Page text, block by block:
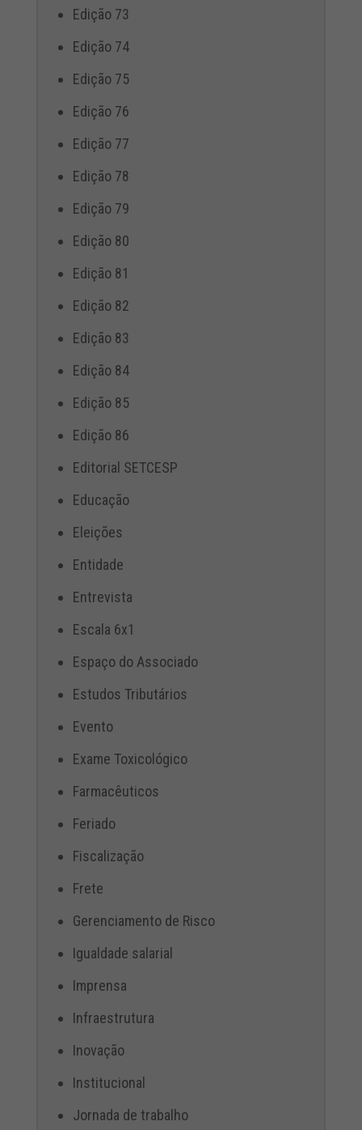
Edição 73
Edição 74
Edição 75
Edição 76
Edição 77
Edição 78
Edição 79
Edição 80
Edição 81
Edição 82
Edição 83
Edição 84
Edição 85
Edição 86
Editorial SETCESP
Educação
Eleições
Entidade
Entrevista
Escala 6x1
Espaço do Associado
Estudos Tributários
Evento
Exame Toxicológico
Farmacêuticos
Feriado
Fiscalização
Frete
Gerenciamento de Risco
Igualdade salarial
Imprensa
Infraestrutura
Inovação
Institucional
Jornada de trabalho